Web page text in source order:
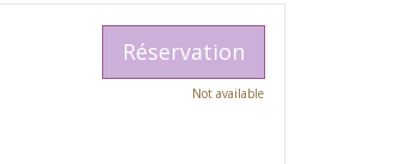
Réservation
Not available